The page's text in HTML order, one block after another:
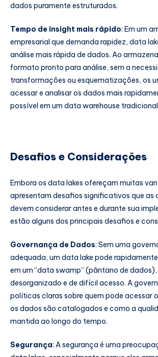
dados puramente estruturados.
Tempo de insight mais rápido: Em um
empresarial que demanda rapidez, data
análise mais rápida de dados. Ao
formato pronto para análise, sem a
transformações ou esquematizações, os
acessar e analisar os dados mais
possível em um data warehouse
Desafios e Considerações
Embora os data lakes ofereçam muitas
apresentam desafios significativos que as
devem considerar antes e durante sua
estão alguns dos principais desafios e
Governança de Dados: Sem uma
adequada, um data lake pode
em um “data swamp” (pântano de
desorganizado e de difícil acesso. A
políticas claras sobre quem pode acessar
os dados são catalogados e como a
mantida ao longo do tempo.
Segurança: A segurança é uma